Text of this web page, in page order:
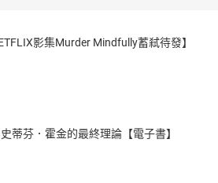
影集Murder Mindfully蓄弒待發】
蒂芬．霍金的最終理論【電子書】